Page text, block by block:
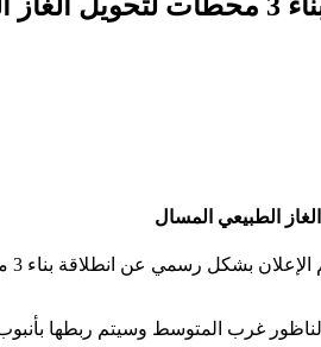
غرب المتوسط وسيتم ربطها بأنبوب